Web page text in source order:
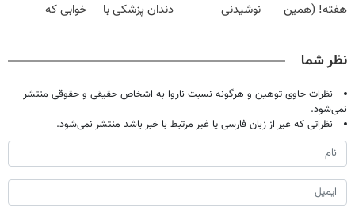
هفته! (همین
نوشیدنی
دندان پزشکی با
خوابی که
نظر شما
نظرات حاوی توهین و هرگونه نسبت ناروا به اشخاص حقیقی و حقوقی منتشر
نمی‌شود.
نظراتی که غیر از زبان فارسی یا غیر مرتبط با خبر باشد منتشر نمی‌شود.